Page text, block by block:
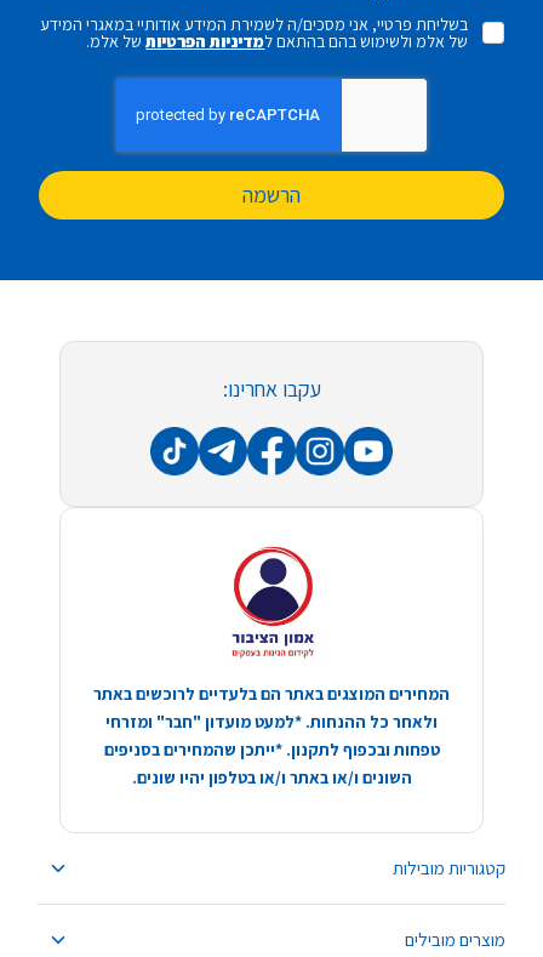
בשליחת פרטיי, אני מסכים/ה לשמירת המידע אודותיי במאגרי המידע
של אלמ ולשימוש בהם בהתאם למדיניות הפרטיותשל אלמ.
הרשמה
קטגוריות מובילות
מוצרים מובילים
עקבו אחרינו:
המחירים המוצגים באתר הם בלעדיים לרוכשים באתר
ולאחר כל ההנחות. *למעט מועדון "חבר" ומזרחי
טפחות ובכפוף לתקנון. *ייתכן שהמחירים בסניפים
השונים ו/או באתר ו/או בטלפון יהיו שונים.